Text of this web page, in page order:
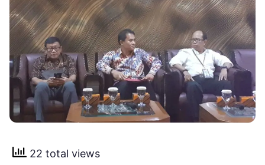
22 total views